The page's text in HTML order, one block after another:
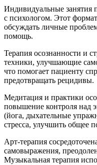
Индивидуальные занятия
с психологом. Этот
обсуждать личные
помощь.
Терапия осознанности и
техники, улучшающие
что помогает пациенту
предотвращать рецидивы.
Медитация и практики
повышение контроля над
(йога, дыхательные
стресса, улучшить общее
Арт-терапия
самовыражения,
Музыкальная терапия